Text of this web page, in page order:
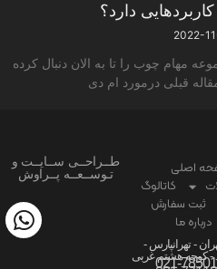
دارد؟
2022-
مهام چوب را تا به الان دنبال کرده
قبلی درمورد ام دی
اصلی
کاتالوگ
ثبت سفارش
درباره ما
- تهرانپارس -
- کوچه هشتم غربی
021-
طــراحــی ســایــت و
تـوســعــه پــراوش